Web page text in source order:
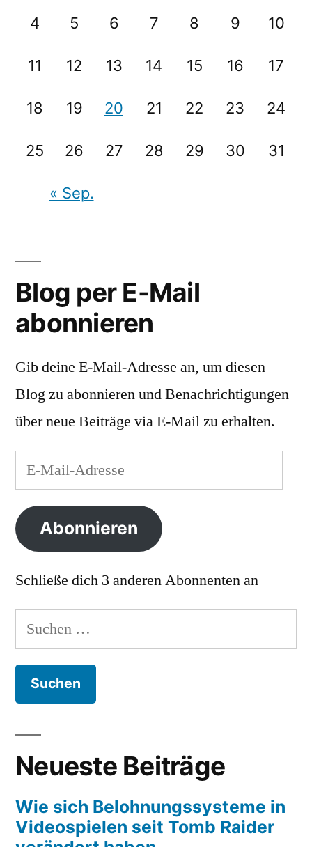
4 5 6 7 8 9 10
11 12 13 14 15 16 17
18 19 20 21 22 23 24
25 26 27 28 29 30 31
« Sep.
Blog per E-Mail
abonnieren
Gib deine E-Mail-Adresse an, um diesen
Blog zu abonnieren und Benachrichtigungen
über neue Beiträge via E-Mail zu erhalten.
E-
Mail-
Adresse
Abonnieren
Schließe dich 3 anderen Abonnenten an
Suchen
nach:
Neueste Beiträge
Wie sich Belohnungssysteme in
Videospielen seit Tomb Raider